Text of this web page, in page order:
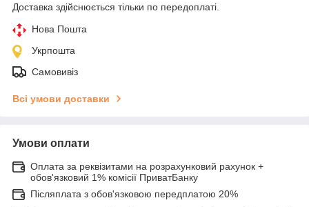
Доставка здійснюється тільки по передоплаті.
Нова Пошта
Укрпошта
Самовивіз
Всі умови доставки
Умови оплати
Оплата за реквізитами на розрахунковий рахунок +
обов'язковий 1% комісії ПриватБанку
Післяплата з обов'язковою передплатою 20%